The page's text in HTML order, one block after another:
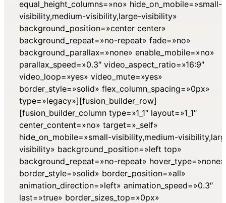
equal_height_columns=»no» hide_on_mobile=»small-
visibility,medium-visibility,large-visibility»
background_position=»center center»
background_repeat=»no-repeat» fade=»no»
background_parallax=»none» enable_mobile=»no»
parallax_speed=»0.3″ video_aspect_ratio=»16:9″
video_loop=»yes» video_mute=»yes»
border_style=»solid» flex_column_spacing=»0px»
type=»legacy»][fusion_builder_row]
[fusion_builder_column type=»1_1″ layout=»1_1″
center_content=»no» target=»_self»
hide_on_mobile=»small-visibility,medium-
visibility» background_position=»left top»
background_repeat=»no-repeat» hover_type=»none»
border_style=»solid» border_position=»all»
animation_direction=»left» animation_speed=»0.3″
last=»true» border_sizes_top=»0px»